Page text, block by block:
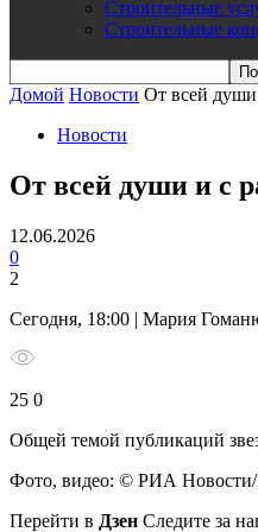
Строительные
Строительные
Домой Новости От всей души
Новости
От всей души и с
12.06.2026
0
2
Сегодня, 18:00 | Мария
25 0
Общей темой публикаций
Фото, видео: © РИА Новости/
Перейти в Дзен Следите за